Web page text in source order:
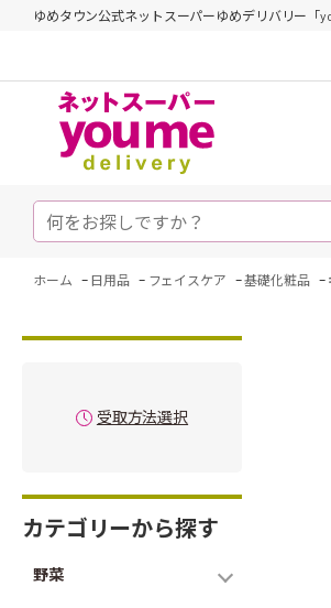
ゆめタウン公式ネットスーパーゆめデリバリー「
ホーム - 日用品 - フェイスケア -基礎化粧品 -
受取方法選択
カテゴリーから探す
野菜